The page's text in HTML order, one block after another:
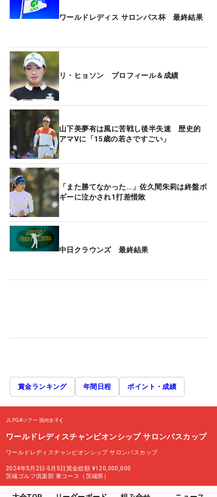
ワールドレディス サロンパス杯 最終結果
リ・ヒョソン プロフィール＆成績
山下美夢有は風に苦戦し後半失速 歴史的
アマVに「15歳の若さですごい」
「また勝てなかった…」佐久間朱莉は終盤ボ
ギーに泣かされ1打差惜敗
中日クラウンズ 最終結果
賞金ランキング 年間日程 ポイント・成績
JLPGAツアー 国内女子
ワールドレディスチャンピオンシップ サロンパスカップ
ワールドレディスチャンピオンシップ サロンパスカップ
2024年5月2日-5月5日 賞金総額 ¥120,000,000
茨城ゴルフ倶楽部 東コース（茨城県）